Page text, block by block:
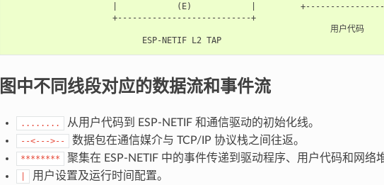
|            (E)            |
                     +---------------------------+
                                                                 用户代码
                           ESP-NETIF L2 TAP
图中不同线段对应的数据流和事件流
........ 从用户代码到 ESP-NETIF 和通信驱动的初始化线。
--<--->-- 数据包在通信媒介与 TCP/IP 协议栈之间往返。
******** 聚集在 ESP-NETIF 中的事件传递到驱动程序、用户代码和网络
用户设置及运行时间配置。